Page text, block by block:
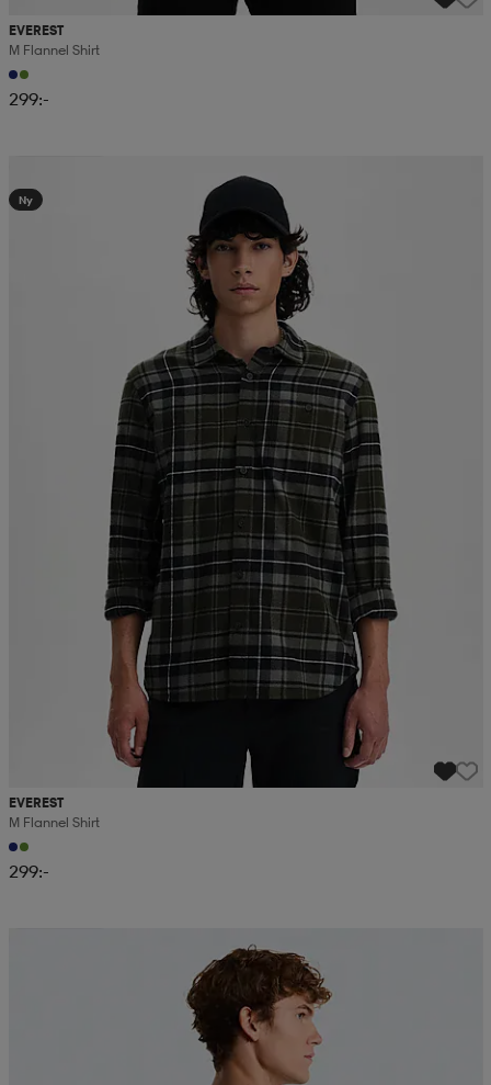
EVEREST
M Flannel Shirt
299:-
Ny
EVEREST
M Flannel Shirt
299:-